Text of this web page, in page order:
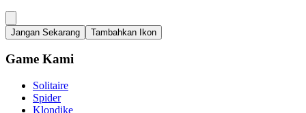
Jangan Sekarang Tambahkan Ikon
Game Kami
Solitaire
Spider
Klondike